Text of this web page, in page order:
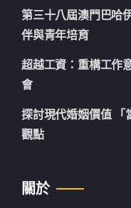
第三十八屆澳門巴哈
伴與青年培育
超越工資：重構工作
會
探討現代婚姻價值 「
觀點
關於